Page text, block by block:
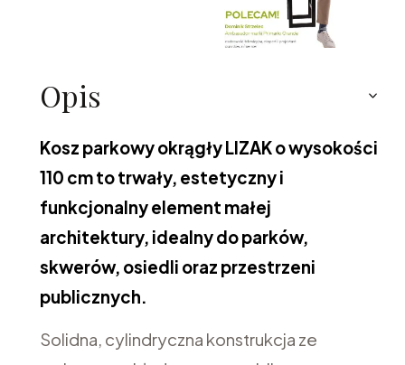
Opis
Kosz parkowy okrągły LIZAK o wysokości
110 cm to trwały, estetyczny i
funkcjonalny element małej
architektury, idealny do parków,
skwerów, osiedli oraz przestrzeni
publicznych.
Solidna, cylindryczna konstrukcja ze